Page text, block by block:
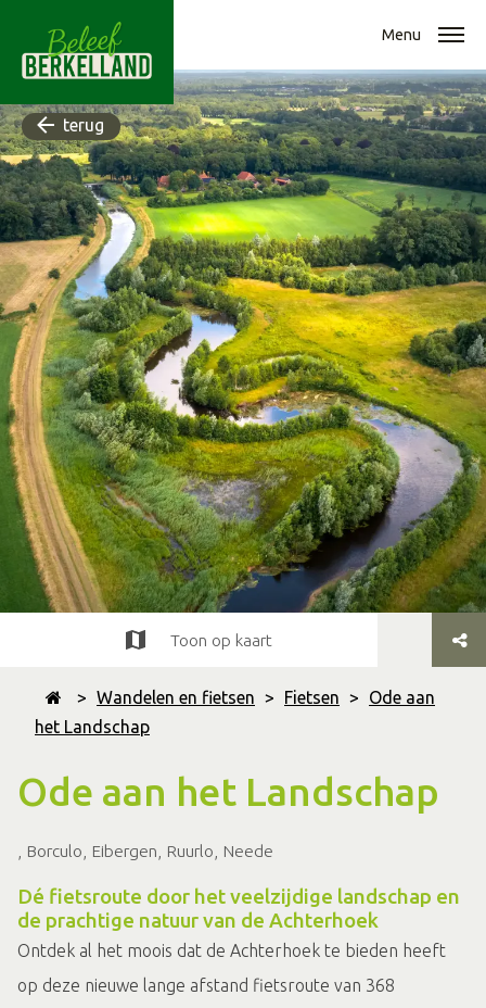
Menu
terug
> Wandelen en fietsen > Fietsen >
Ode aan
het Landschap
Ode aan het Landschap
, Borculo, Eibergen, Ruurlo, Neede
Toon op kaart
Dé fietsroute door het veelzijdige landschap en
de prachtige natuur van de Achterhoek
Ontdek al het moois dat de Achterhoek te bieden heeft
op deze nieuwe lange afstand fietsroute van 368